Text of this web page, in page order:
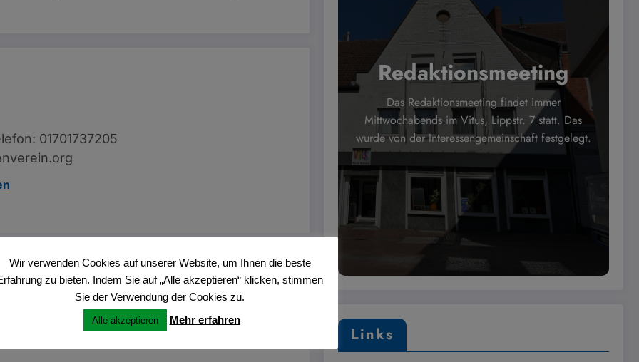
01701737205
Vorheriger Beitrag
Ausstellung im Kulturzentrum Westring
Redaktionsmeeting
Das Redaktionsmeeting findet immer
Mittwochabends im Vitus, Lippstr. 7 statt. Das
wurde von der Interessengemeinschaft festgelegt.
Links
Wir verwenden Cookies auf unserer Website, um Ihnen die beste
zu bieten. Indem Sie auf „Alle akzeptieren“ klicken, stimmen
Sie der Verwendung der Cookies zu.
Alle akzeptieren Mehr erfahren